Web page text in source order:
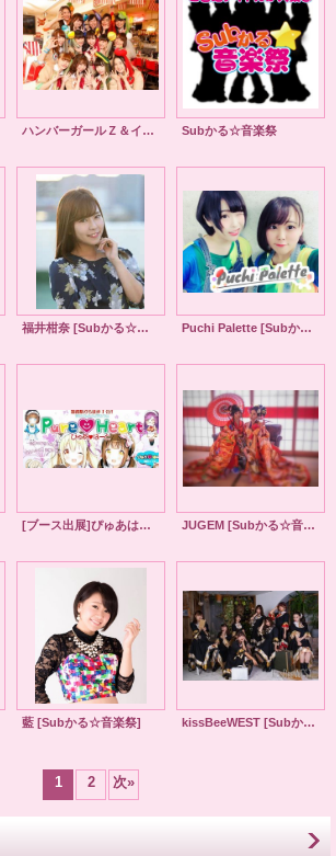
ハンバーガールＺ＆イーゼル藝術工房スペシャルユニット ライブ Subかる☆音楽祭
福井柑奈 [Subかる☆音楽祭] Puchi Palette [Subかる☆音楽祭]
[ブース出展]ぴゅあはーと・ひめじSubかる大手前公園店 JUGEM [Subかる☆音楽祭]
藍 [Subかる☆音楽祭] kissBeeWEST [Subかる☆音楽祭]
1 2 次»